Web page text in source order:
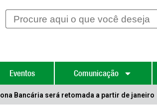
Eventos Comunicação
Bancária será retomada a partir de janeiro